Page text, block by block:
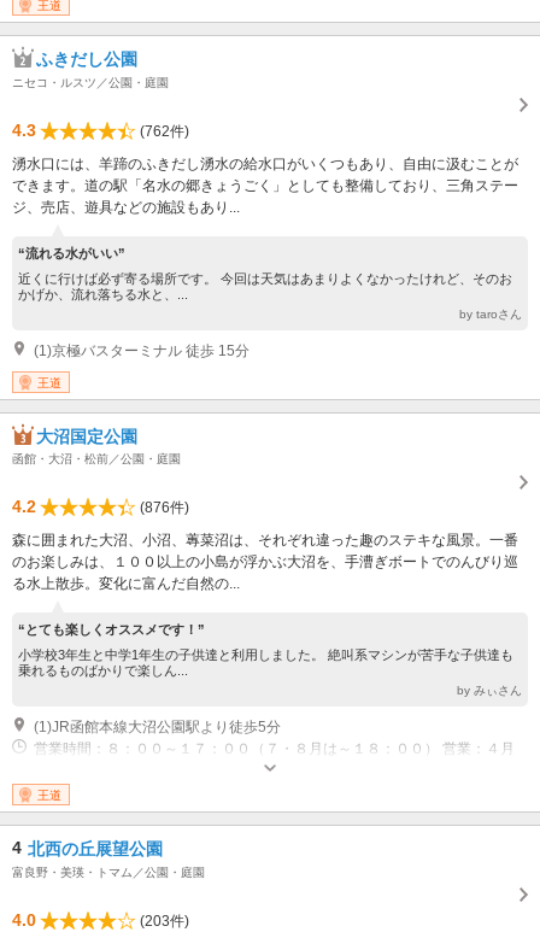
王道
ふきだし公園
ニセコ・ルスツ／公園・庭園
4.3
(762件)
湧水口には、羊蹄のふきだし湧水の給水口がいくつもあり、自由に汲むことが
できます。道の駅「名水の郷きょうごく」としても整備しており、三角ステー
ジ、売店、遊具などの施設もあり...
“流れる水がいい”
近くに行けば必ず寄る場所です。 今回は天気はあまりよくなかったけれど、そのお
かげか、流れ落ちる水と、...
by taroさん
(1)京極バスターミナル 徒歩 15分
王道
大沼国定公園
函館・大沼・松前／公園・庭園
4.2
(876件)
森に囲まれた大沼、小沼、蓴菜沼は、それぞれ違った趣のステキな風景。一番
のお楽しみは、１００以上の小島が浮かぶ大沼を、手漕ぎボートでのんびり巡
る水上散歩。変化に富んだ自然の...
“とても楽しくオススメです！”
小学校3年生と中学1年生の子供達と利用しました。 絶叫系マシンが苦手な子供達も
乗れるものばかりで楽しん...
by みぃさん
(1)JR函館本線大沼公園駅より徒歩5分
営業時間：８：００～１７：００（７・８月は～１８：００） 営業：４月
上旬～１２月初旬（１２月は天候状況により運休日あり）
王道
4 北西の丘展望公園
富良野・美瑛・トマム／公園・庭園
4.0
(203件)